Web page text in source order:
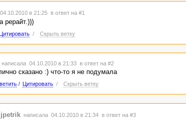
в 21:25 в ответ на #1
рерайт.)))
/ Скрыть ветку
написала 04.10.2010 в 21:33 в ответ на #2
сказано :) что-то я не подумала
/ Цитировать / Скрыть ветку
jpetrik написала 04.10.2010 в 21:34 в ответ на #3